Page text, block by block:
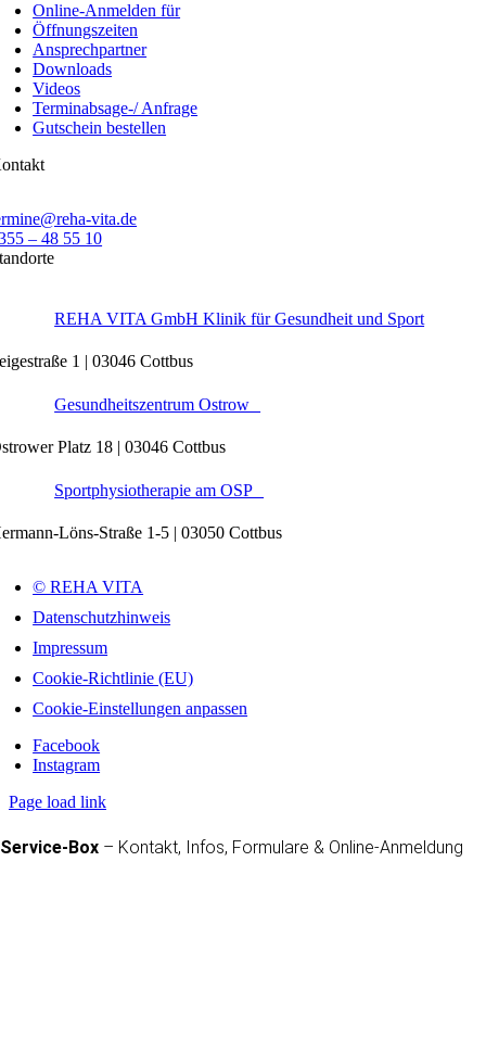
Online-Anmelden für
Öffnungszeiten
Ansprechpartner
Downloads
Videos
Terminabsage-/ Anfrage
Gutschein bestellen
vita.de
– 48 55 10
REHA VITA GmbH Klinik für Gesundheit und Sport
1 | 03046 Cottbus
Gesundheitszentrum Ostrow
Platz 18 | 03046 Cottbus
Sportphysiotherapie am OSP
Löns-Straße 1-5 | 03050 Cottbus
© REHA VITA
Datenschutzhinweis
Impressum
Cookie-Richtlinie (EU)
Cookie-Einstellungen anpassen
Facebook
Instagram
Page load link
Service-Box – Kontakt, Infos, Formulare & Online-Anmeldung